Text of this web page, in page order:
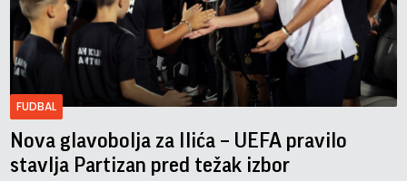
FUDBAL
Nova glavobolja za Ilića – UEFA pravilo
stavlja Partizan pred težak izbor